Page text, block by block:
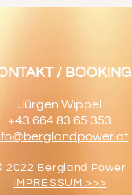
/ BOOKING
Jürgen Wippel
+43 664 83 65 353
2022 Bergland Power
IMPRESSUM >>>